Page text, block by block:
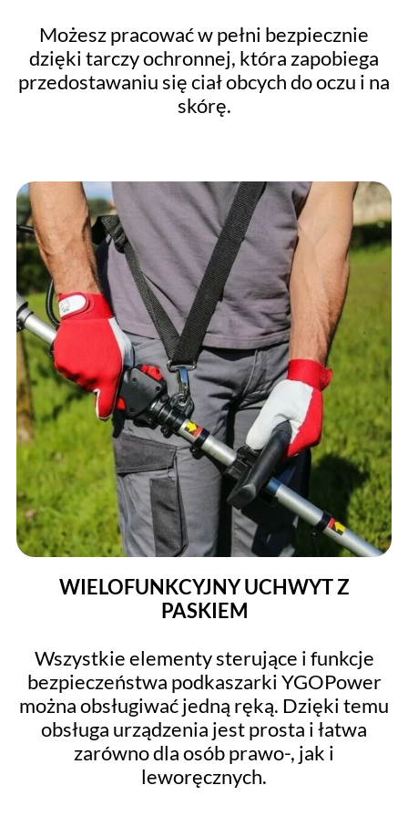
Możesz pracować w pełni bezpiecznie
dzięki tarczy ochronnej, która zapobiega
przedostawaniu się ciał obcych do oczu i na
skórę.
WIELOFUNKCYJNY UCHWYT Z
PASKIEM
Wszystkie elementy sterujące i funkcje
bezpieczeństwa podkaszarki YGOPower
można obsługiwać jedną ręką. Dzięki temu
obsługa urządzenia jest prosta i łatwa
zarówno dla osób prawo-, jak i
leworęcznych.